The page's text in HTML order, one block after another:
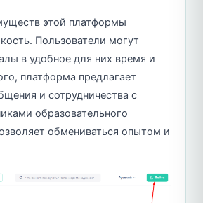
этой платформы
Пользователи могут
в удобное для них время и
платформа предлагает
и сотрудничества с
образовательного
обмениваться опытом и